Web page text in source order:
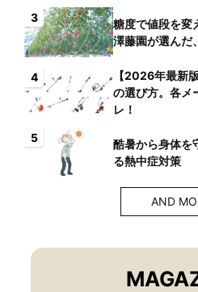
3
糖度で値段を変
澤藤園が選んだ
4
【2026年最新
の選び方。各メ
レ！
5
酷暑から身体を
る熱中症対策
AND